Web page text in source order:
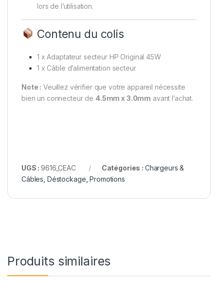
lors de l’utilisation.
Contenu du colis
1 x Adaptateur secteur HP Original 45W
1 x Câble d’alimentation secteur
Note : Veuillez vérifier que votre appareil nécessite
bien un connecteur de 4.5mm x 3.0mm avant l’achat.
UGS :9616_CEAC Catégories : Chargeurs &
Câbles Déstockage ,Promotions
Produits similaires